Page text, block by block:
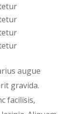
augue
gravida.
facilisis,